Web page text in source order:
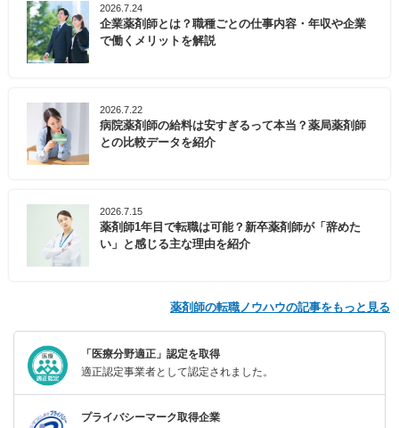
2026.7.24
企業薬剤師とは？職種ごとの仕事内容・年収や企業
で働くメリットを解説
2026.7.22
病院薬剤師の給料は安すぎるって本当？薬局薬剤師
との比較データを紹介
2026.7.15
薬剤師1年目で転職は可能？新卒薬剤師が「辞めた
い」と感じる主な理由を紹介
薬剤師の転職ノウハウの記事をもっと見る
「医療分野適正」認定を取得
適正認定事業者として認定されました。
プライバシーマーク取得企業